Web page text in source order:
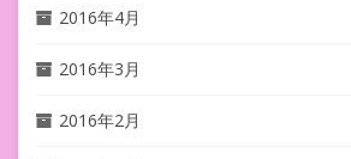
2016年4月
2016年3月
2016年2月